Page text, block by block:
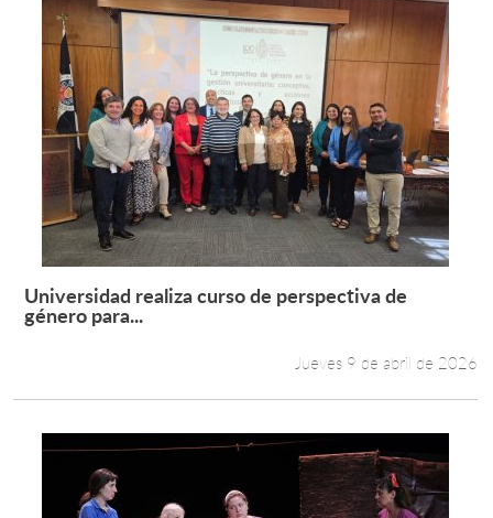
Leer más +
Universidad realiza curso de perspectiva de
género para...
Jueves 9 de abril de 2026